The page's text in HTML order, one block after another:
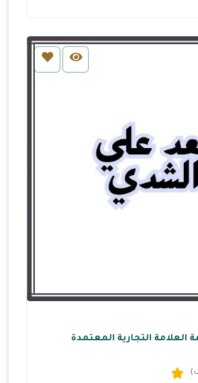
العلامة التجارية المعتمدة